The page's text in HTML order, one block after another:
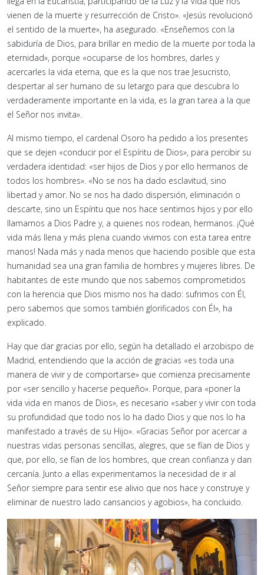
vienen de la muerte y resurrección de Cristo». «Jesús revolucionó
el sentido de la muerte», ha asegurado. «Enseñemos con la
sabiduría de Dios, para brillar en medio de la muerte por toda la
eternidad», porque «ocuparse de los hombres, darles y
acercarles la vida eterna, que es la que nos trae Jesucristo,
despertar al ser humano de su letargo para que descubra lo
verdaderamente importante en la vida, es la gran tarea a la que
el Señor nos invita».
Al mismo tiempo, el cardenal Osoro ha pedido a los presentes
que se dejen «conducir por el Espíritu de Dios», para percibir su
verdadera identidad: «ser hijos de Dios y por ello hermanos de
todos los hombres». «No se nos ha dado esclavitud, sino
libertad y amor. No se nos ha dado dispersión, eliminación o
descarte, sino un Espíritu que nos hace sentirnos hijos y por ello
llamamos a Dios Padre y, a quienes nos rodean, hermanos. ¡Qué
vida más llena y más plena cuando vivimos con esta tarea entre
manos! Nada más y nada menos que haciendo posible que esta
humanidad sea una gran familia de hombres y mujeres libres. De
habitantes de este mundo que nos sabemos comprometidos
con la herencia que Dios mismo nos ha dado: sufrimos con Él,
pero sabemos que somos también glorificados con Él», ha
explicado.
Hay que dar gracias por ello, según ha detallado el arzobispo de
Madrid, entendiendo que la acción de gracias «es toda una
manera de vivir y de comportarse» que comienza precisamente
por «ser sencillo y hacerse pequeño». Porque, para «poner la
vida vida en manos de Dios», es necesario «saber y vivir con toda
su profundidad que todo nos lo ha dado Dios y que nos lo ha
manifestado a través de su Hijo». «Gracias Señor por acercar a
nuestras vidas personas sencillas, alegres, que se fían de Dios y
que, por ello, se fían de los hombres, que crean confianza y dan
cercanía. Junto a ellas experimentamos la necesidad de ir al
Señor siempre para sentir ese alivio que nos hace y construye y
eliminar de nuestro lado cansancios y agobios», ha concluido.